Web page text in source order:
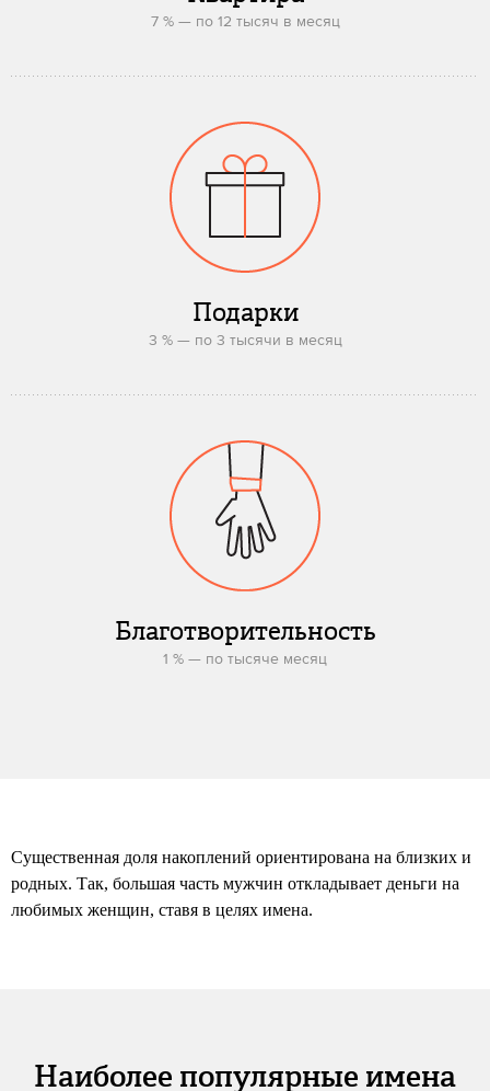
7 % — по 12 тысяч в месяц
Подарки
3 % — по 3 тысячи в месяц
Благотворительность
1 % — по тысяче месяц
Существенная доля накоплений ориентирована на близких и
родных. Так, большая часть мужчин откладывает деньги на
любимых женщин, ставя в целях имена.
Наиболее популярные имена